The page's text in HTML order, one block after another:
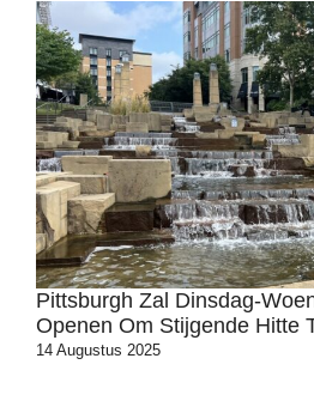
Pittsburgh Zal Dinsdag-
Openen Om Stijgende Hitte
14 Augustus 2025